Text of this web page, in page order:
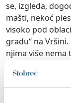
se, izgleda,
mašti, nekoć
visoko pod
gradu“ na
njima više nema
Sveti
Crkvica sv.